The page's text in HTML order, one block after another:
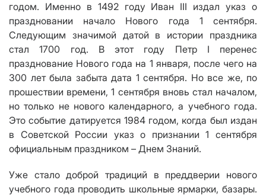
годом. Именно в 1492 году Иван III издал указ о
праздновании начало Нового года 1 сентября.
Следующим значимой датой в истории праздника
стал 1700 год. В этот году Петр I перенес
празднование Нового года на 1 января, после чего на
300 лет была забыта дата 1 сентября. Но все же, по
прошествии времени, 1 сентября вновь стал началом,
но только не нового календарного, а учебного года.
Это событие датируется 1984 годом, когда был издан
в Советской России указ о признании 1 сентября
официальным праздником – Днем Знаний.
Уже стало доброй традиций в преддверии нового
учебного года проводить школьные ярмарки, базары.